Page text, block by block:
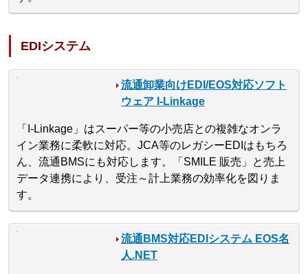
EDIシステム
流通卸業向けEDI/EOS対応ソフト
ウェア I-Linkage
「I-Linkage」はスーパー等の小売店との複雑なオンラ
イン業務に柔軟に対応。JCA等のレガシーEDIはもちろ
ん、流通BMSにも対応します。「SMILE 販売」と売上
データ連携により、受注～計上業務の効率化を図りま
す。
流通BMS対応EDIシステム EOS名
人.NET